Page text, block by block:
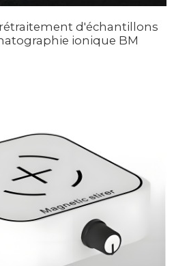
d'échantillons
ionique BM